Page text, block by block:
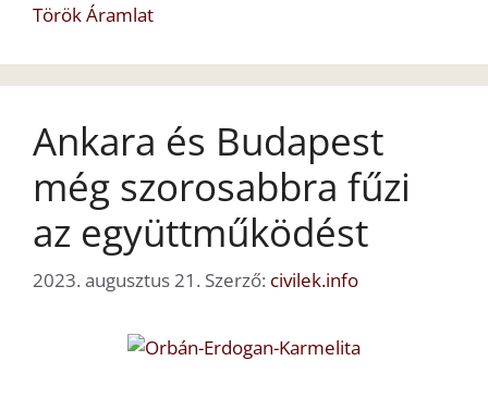
Török Áramlat
Ankara és Budapest
még szorosabbra fűzi
az együttműködést
2023. augusztus 21. Szerző: civilek.info